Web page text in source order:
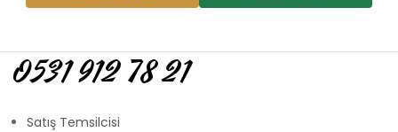
0531 912 78 21
Satış Temsilcisi